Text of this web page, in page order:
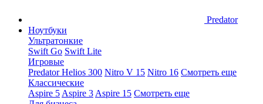
Predator
Ноутбуки
Ультратонкие
Swift Go Swift Lite
Игровые
Predator Helios 300 Nitro V 15 Nitro 16 Смотреть еще
Классические
Aspire 5 Aspire 3 Aspire 15 Смотреть еще